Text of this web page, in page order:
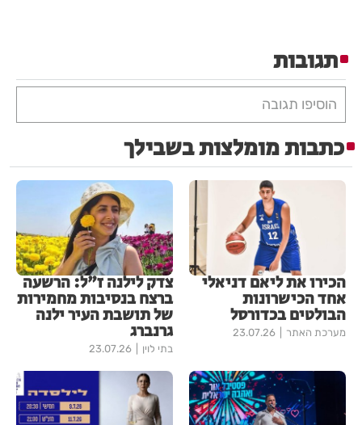
תגובות
הוסיפו תגובה
כתבות מומלצות בשבילך
הכירו את ליאם דניאלי
אחד הכישרונות
הבולטים בכדורסל
מערכת האתר 23.07.26
צדק לילנה ז"ל: הרשעה
ברצח בנסיבות מחמירות
של תושבת העיר ילנה
גרנברג
בתי לוין 23.07.26